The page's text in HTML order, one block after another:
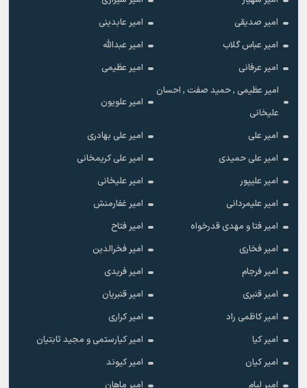
امیر صدیقی
امیر عابدینی
امیر عباس گلاب
امیر عبدالله
امیر عرفانی
امیر عظیمی
امیر عظیمی , حمید صفت , احسان
علیخانی
امیر علویون
امیر علی
امیر علی بهادری
امیر علی حمیدی
امیر علی کریمخانی
امیر علیپور
امیر علیخانی
امیر علیمردانی
امیر غفارمنش
امیر فتا و مهدی قدرخواه
امیر فتاح
امیر فخاری
امیر فخرالدین
امیر فرجام
امیر فریدی
امیر قنبری
امیر قنبریان
امیر کاظمی راد
امیر کراری
امیر کیا
امیر کیارستمی و مجید ثابتیان
امیر کیان
امیر کیوند